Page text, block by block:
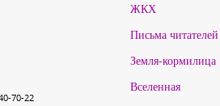
70-22
ЖКХ
Письма читателей
Земля-кормилица
Вселенная